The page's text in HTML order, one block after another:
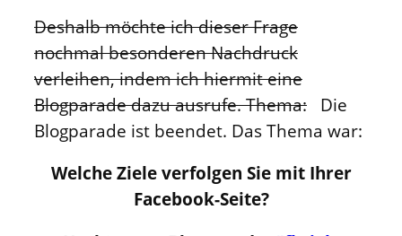
Deshalb möchte ich dieser Frage
nochmal besonderen Nachdruck
verleihen, indem ich hiermit eine
Blogparade dazu ausrufe. Thema: Die
Blogparade ist beendet. Das Thema war:
Welche Ziele verfolgen Sie mit Ihrer
Facebook-Seite?